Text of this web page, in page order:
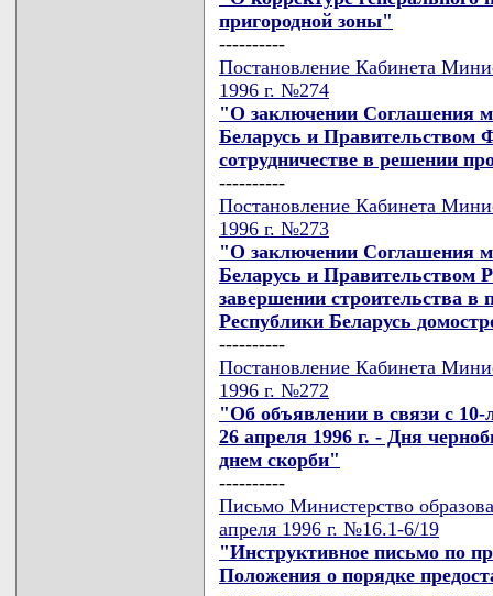
пригородной зоны"
----------
Постановление Кабинета
1996 г. №274
"О заключении Соглашения
Беларусь и Правительством
сотрудничестве в решении
----------
Постановление Кабинета
1996 г. №273
"О заключении Соглашения
Беларусь и Правительством
завершении строительства в
Республики Беларусь
----------
Постановление Кабинета
1996 г. №272
"Об объявлении в связи с
26 апреля 1996 г. - Дня
днем скорби"
----------
Письмо Министерство
апреля 1996 г. №16.1-6/19
"Инструктивное письмо по
Положения о порядке